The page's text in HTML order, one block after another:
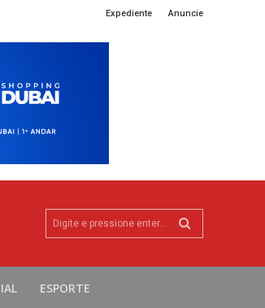
Expediente Anuncie
Digite e pressione enter...
ESPORTE